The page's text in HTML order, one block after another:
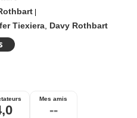
|
Tiexiera Davy Rothbart
Mes amis
--